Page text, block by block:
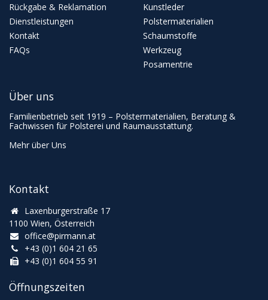
Rückgabe & Reklamation
Dienstleistungen
Kontakt
FAQs
Kunstleder
Polstermaterialien
Schaumstoffe
Werkzeug
Posamentrie
Kontakt
Laxenburgerstraße 17
1100 Wien, Österreich
office@pirmann.at
+43 (0)1 604 21 65
+43 (0)1 604 55 91
Öffnungszeiten
Über uns
Familienbetrieb seit 1919 – Polstermaterialien, Beratung &
Fachwissen für Polsterei und Raumausstattung.
Mehr über Uns